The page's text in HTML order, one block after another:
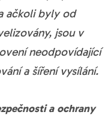
ačkoli byly od
jsou v
neodpovídající
a šíření vysílání.
a ochrany